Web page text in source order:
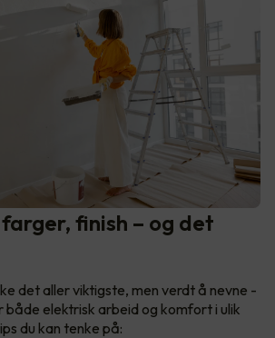
finish – og det
det aller viktigste, men verdt å nevne -
elektrisk arbeid og komfort i ulik
du kan tenke på: